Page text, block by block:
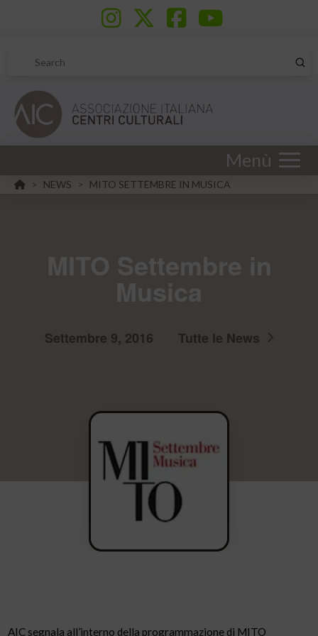
Search
Menù
HOME
> NEWS > MITO SETTEMBRE IN MUSICA
Settembre 9, 2016 Tutte le News
AIC segnala all’interno della programmazione di MITO